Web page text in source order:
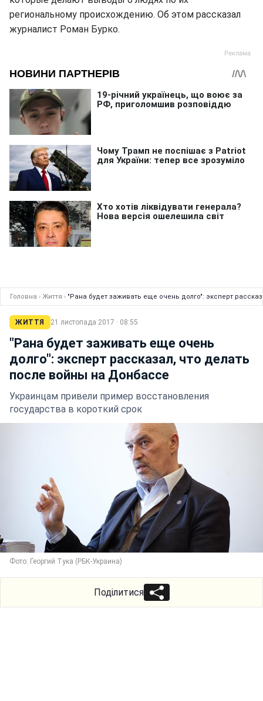
региональному происхождению. Об этом рассказал
журналист Роман Бурко.
Головна › Життя › "Рана будет заживать еще очень долго": эксперт
ЖИТТЯ 21 листопада 2017 · 08:55
"Рана будет заживать еще очень
долго": эксперт рассказал, что делать
после войны на Донбассе
Украинцам привели пример восстановления
государства в короткий срок
Фото: Георгий Тука (РБК-Украина)
Поділитися